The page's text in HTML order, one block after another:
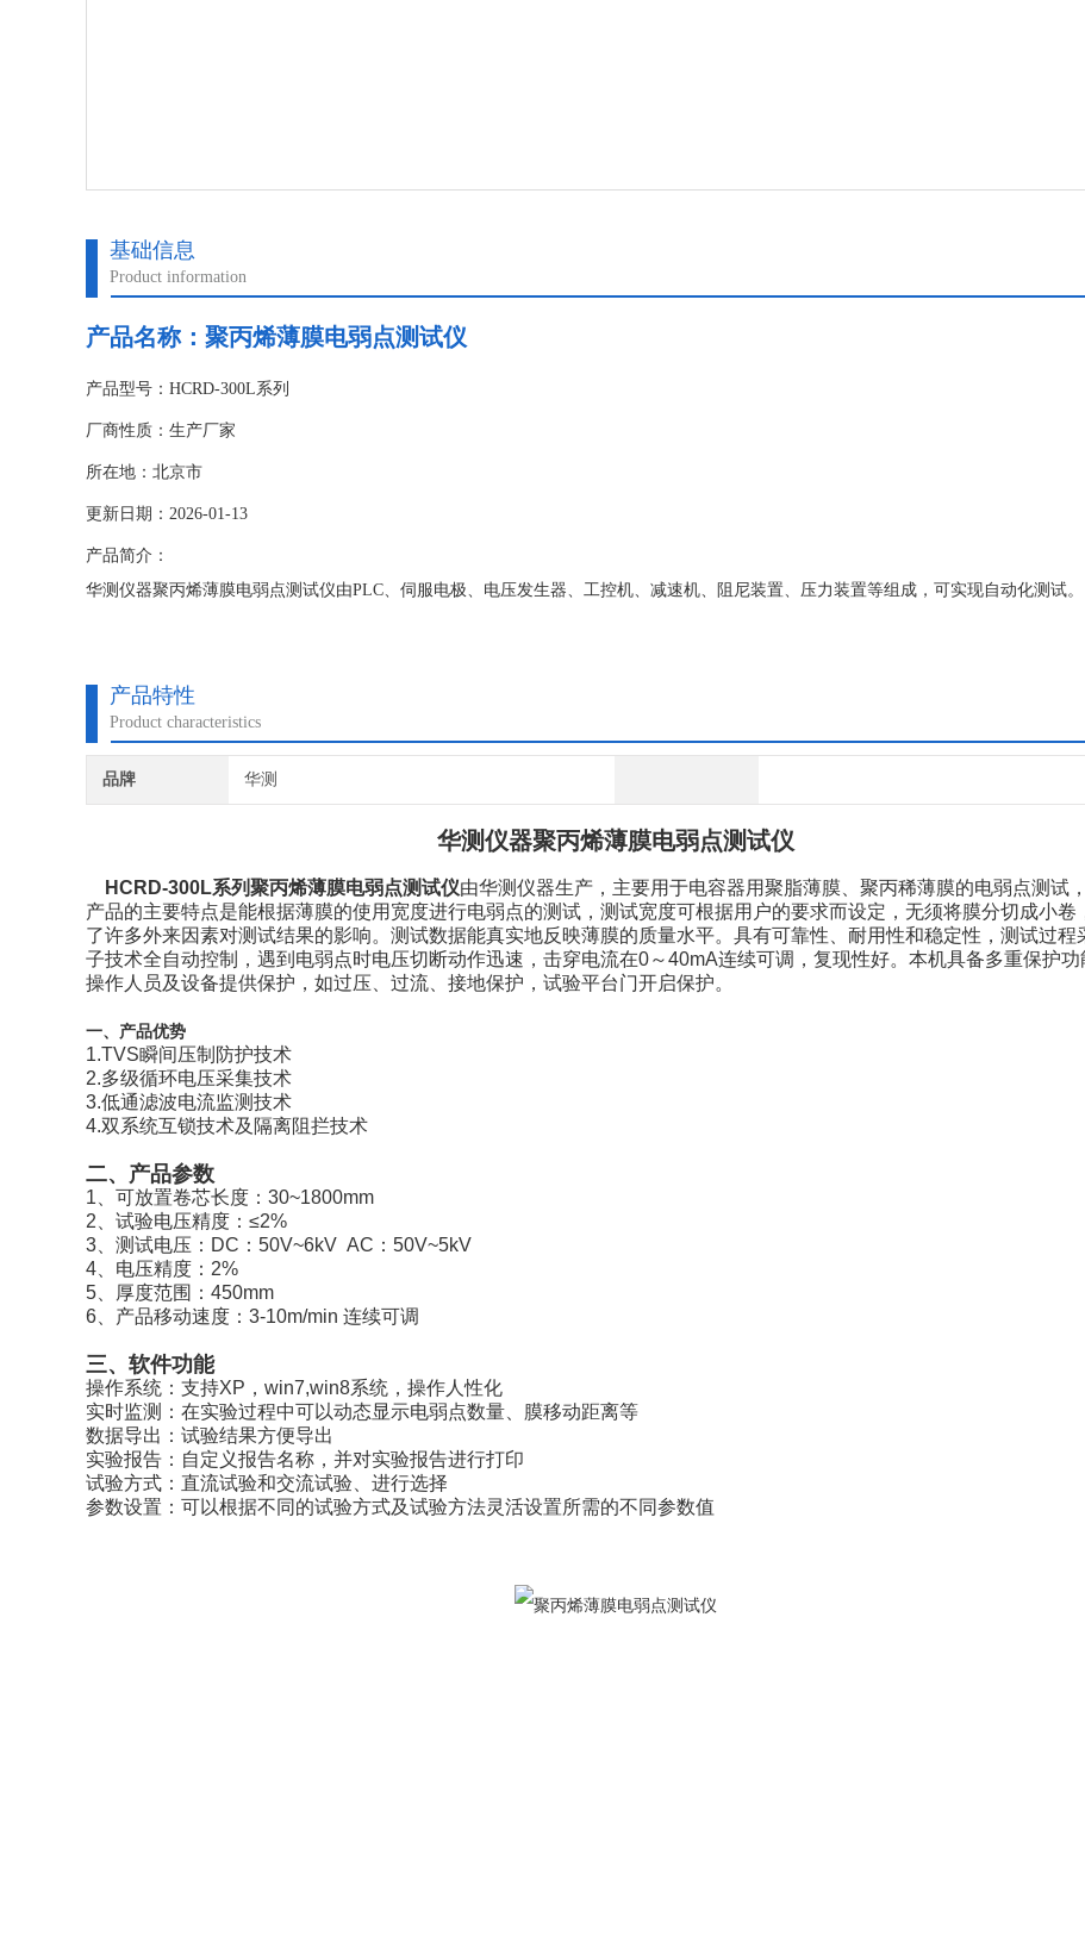
基础信息
Product information
产品名称： 聚丙烯薄膜电弱点测试仪
产品型号：HCRD-300L系列
厂商性质：生产厂家
所在地：北京市
更新日期：2026-01-13
产品简介：
华测仪器聚丙烯薄膜电弱点测试仪由PLC、伺服电极、电压发生器、工控机、减速机、阻尼装置、压力装置等组成，可实现自动化测试。
产品特性
Product characteristics
品牌 华测
华测仪器聚丙烯薄膜电弱点测试仪
HCRD-300L系列聚丙烯薄膜电弱点测试仪由华测仪器生产，主要用于电容器用聚脂薄膜、聚丙稀薄膜的电弱点测试
产品的主要特点是能根据薄膜的使用宽度进行电弱点的测试，测试宽度可根据用户的要求而设定，无须将膜分切成小卷
了许多外来因素对测试结果的影响。测试数据能真实地反映薄膜的质量水平。具有可靠性、耐用性和稳定性，测试过程
子技术全自动控制，遇到电弱点时电压切断动作迅速，击穿电流在0～40mA连续可调，复现性好。本机具备多重保护功
操作人员及设备提供保护，如过压、过流、接地保护，试验平台门开启保护。
一、产品优势
1.TVS瞬间压制防护技术
2.多级循环电压采集技术
3.低通滤波电流监测技术
4.双系统互锁技术及隔离阻拦技术
二、产品参数
1、可放置卷芯长度：30~1800mm
2、试验电压精度：≤2%
3、测试电压：DC：50V~6kV AC：50V~5kV
4、电压精度：2%
5、厚度范围：450mm
6、产品移动速度：3-10m/min 连续可调
三、软件功能
操作系统：支持XP ， win7,win8系统，操作人性化
实时监测：在实验过程中可以动态显示电弱点数量、膜移动距离等
数据导出：试验结果方便导出
实验报告：自定义报告名称，并对实验报告进行打印
试验方式：直流试验和交流试验、进行选择
参数设置：可以根据不同的试验方式及试验方法灵活设置所需的不同参数值